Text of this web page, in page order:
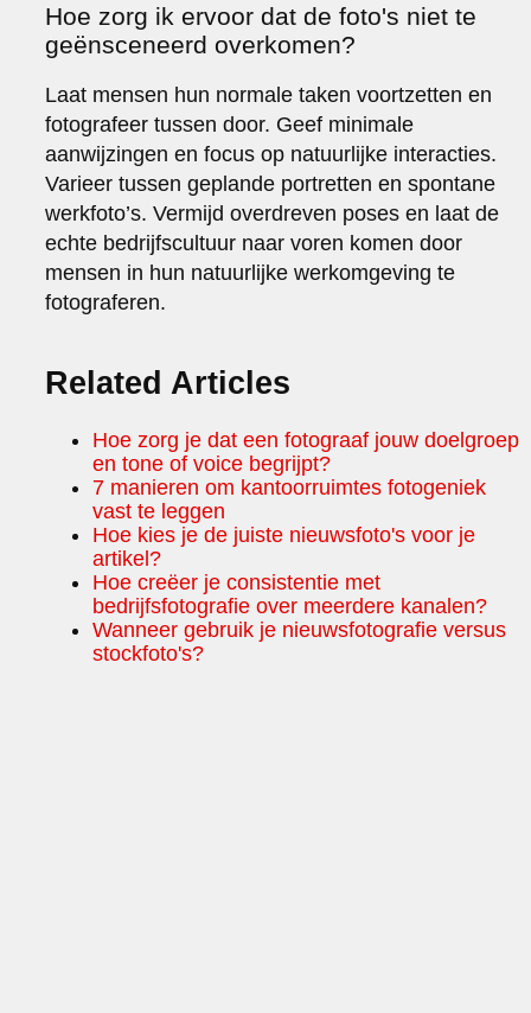
Hoe zorg ik ervoor dat de foto's niet te
geënsceneerd overkomen?
Laat mensen hun normale taken voortzetten en
fotografeer tussen door. Geef minimale
aanwijzingen en focus op natuurlijke interacties.
Varieer tussen geplande portretten en spontane
werkfoto’s. Vermijd overdreven poses en laat de
echte bedrijfscultuur naar voren komen door
mensen in hun natuurlijke werkomgeving te
fotograferen.
Related Articles
Hoe zorg je dat een fotograaf jouw doelgroep
en tone of voice begrijpt?
7 manieren om kantoorruimtes fotogeniek
vast te leggen
Hoe kies je de juiste nieuwsfoto's voor je
artikel?
Hoe creëer je consistentie met
bedrijfsfotografie over meerdere kanalen?
Wanneer gebruik je nieuwsfotografie versus
stockfoto's?